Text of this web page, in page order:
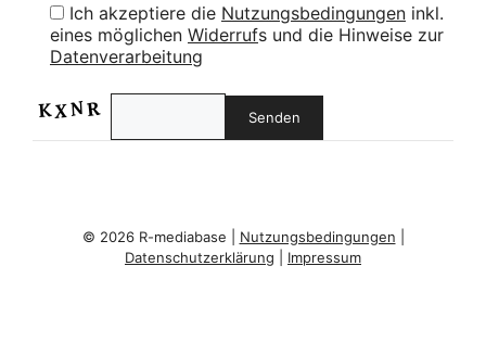
Ich akzeptiere die Nutzungsbedingungen inkl.
eines möglichen Widerrufs und die Hinweise zur
Datenverarbeitung
© 2026 R-mediabase | Nutzungsbedingungen
Datenschutzerklärung
Impressum